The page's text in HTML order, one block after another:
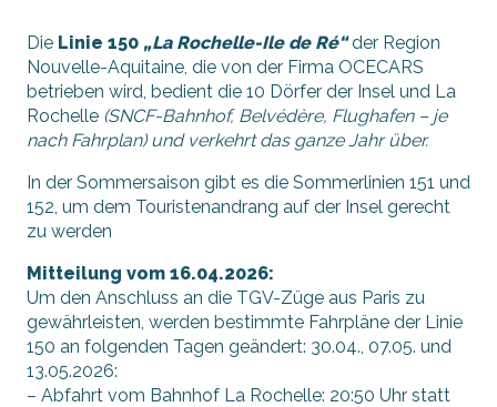
Pendelbusse
Schultransport
Die Linie 150 „La Rochelle-Ile de Ré“der Region
Nouvelle-Aquitaine, die von der Firma OCECARS
betrieben wird, bedient die 10 Dörfer der Insel und La
Rochelle (SNCF-Bahnhof, Belvédère, Flughafen – je
nach Fahrplan) und verkehrt das ganze Jahr über.
In der Sommersaison gibt es die Sommerlinien 151 und
152, um dem Touristenandrang auf der Insel gerecht
zu werden
Mitteilung vom 16.04.2026:
Um den Anschluss an die TGV-Züge aus Paris zu
gewährleisten, werden bestimmte Fahrpläne der Linie
150 an folgenden Tagen geändert: 30.04., 07.05. und
13.05.2026:
– Abfahrt vom Bahnhof La Rochelle: 20:50 Uhr statt